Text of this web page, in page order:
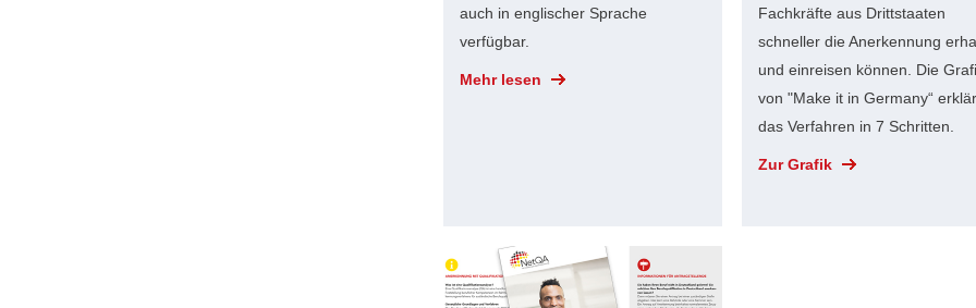
auch in englischer Sprache
verfügbar.
Mehr lesen
Fachkräfte aus Drittstaaten
schneller die Anerkennung
und einreisen können. Die
von "Make it in Germany“
das Verfahren in 7 Schritten.
Zur Grafik